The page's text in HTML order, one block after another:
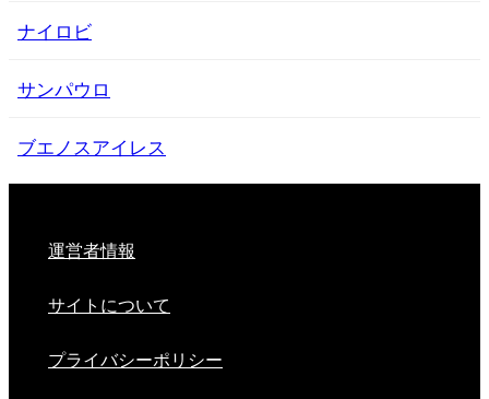
ナイロビ
サンパウロ
ブエノスアイレス
運営者情報
サイトについて
プライバシーポリシー